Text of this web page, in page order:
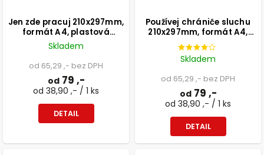
Jen zde pracuj 210x297mm,
formát A4, plastová
tabulka
Skladem
od 65,29 ,- bez DPH
od79 ,-
od 38,90 ,- / 1 ks
DETAIL
Používej chrániče sluchu
210x297mm, formát A4,
samolepka
Skladem
od 65,29 ,- bez DPH
od79 ,-
od 38,90 ,- / 1 ks
DETAIL